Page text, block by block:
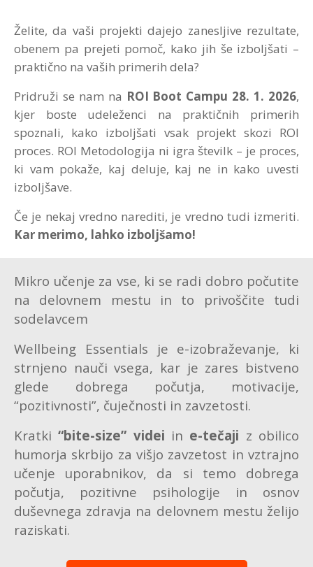
Želite, da vaši projekti dajejo zanesljive rezultate,
obenem pa prejeti pomoč, kako jih še izboljšati –
praktično na vaših primerih dela?
Pridruži se nam na ROI Boot Campu 28. 1. 2026,
kjer boste udeleženci na praktičnih primerih
spoznali, kako izboljšati vsak projekt skozi ROI
proces. ROI Metodologija ni igra številk – je proces,
ki vam pokaže, kaj deluje, kaj ne in kako uvesti
izboljšave.
Če je nekaj vredno narediti, je vredno tudi izmeriti.
Kar merimo, lahko izboljšamo!
Mikro učenje za vse, ki se radi dobro počutite
na delovnem mestu in to privoščite tudi
sodelavcem
Wellbeing Essentials je e-izobraževanje, ki
strnjeno nauči vsega, kar je zares bistveno
glede dobrega počutja, motivacije,
“pozitivnosti”, čuječnosti in zavzetosti.
Kratki“bite-size” videi in e-tečaji z obilico
humorja skrbijo za višjo zavzetost in vztrajno
učenje uporabnikov, da si temo dobrega
počutja, pozitivne psihologije in osnov
duševnega zdravja na delovnem mestu želijo
raziskati.